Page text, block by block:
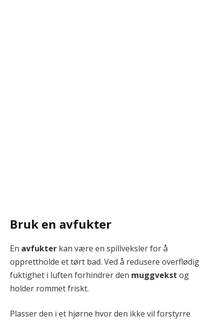
Bruk en avfukter
En avfukter kan være en spillveksler for å
opprettholde et tørt bad. Ved å redusere overflødig
fuktighet i luften forhindrer den muggvekst og
holder rommet friskt.
Plasser den i et hjørne hvor den ikke vil forstyrre